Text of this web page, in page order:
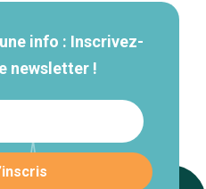
info : Inscrivez-
newsletter !